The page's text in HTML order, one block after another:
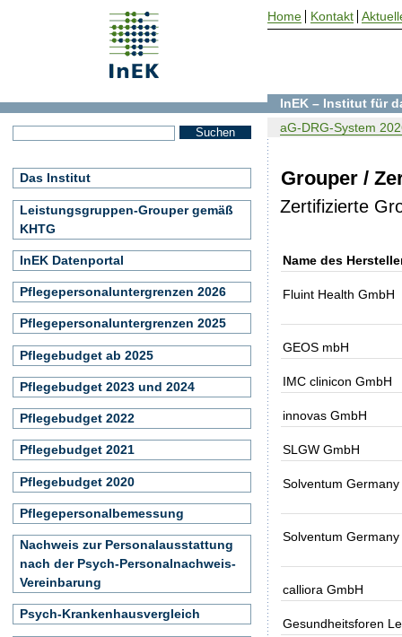
Grouper /
Zertifizierte
Name des
Fluint Health GmbH
GEOS mbH
IMC clinicon GmbH
innovas GmbH
SLGW GmbH
Solventum
Solventum
calliora GmbH
Gesundheitsforen
InEK – Institut für
aG-DRG-System
Das Institut
Leistungsgruppen-Grouper gemäß
KHTG
InEK Datenportal
Pflegepersonaluntergrenzen 2026
Pflegepersonaluntergrenzen 2025
Pflegebudget ab 2025
Pflegebudget 2023 und 2024
Pflegebudget 2022
Pflegebudget 2021
Pflegebudget 2020
Pflegepersonalbemessung
Nachweis zur Personalausstattung
nach der Psych-Personalnachweis-
Vereinbarung
Psych-Krankenhausvergleich
Home Kontakt